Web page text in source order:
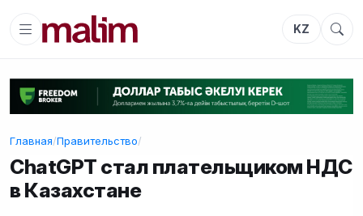
KZ
Главная/Правительство/
ChatGPT стал плательщиком НДС
в Казахстане